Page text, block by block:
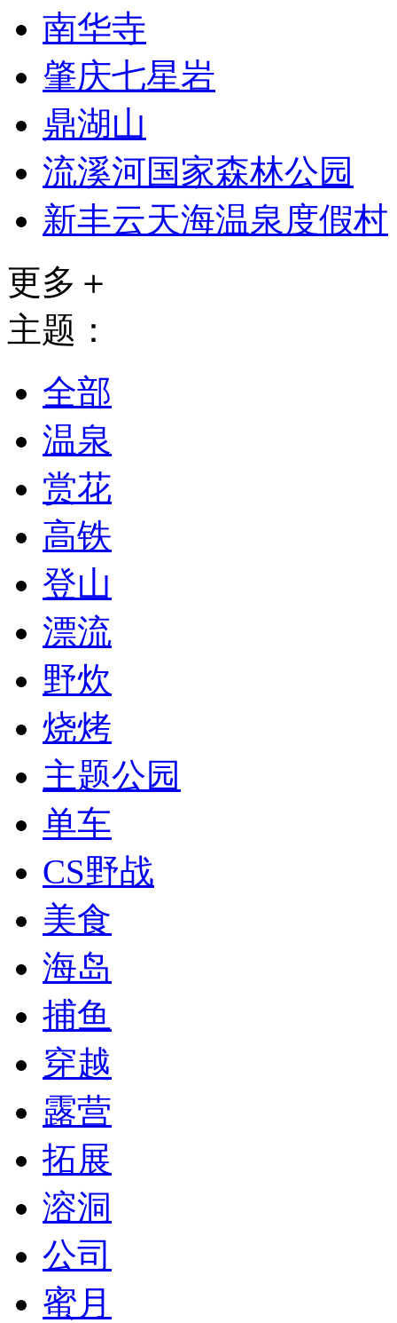
南华寺
肇庆七星岩
鼎湖山
流溪河国家森林公园
新丰云天海温泉度假村
更多＋
主题：
全部
温泉
赏花
高铁
登山
漂流
野炊
烧烤
主题公园
单车
CS野战
美食
海岛
捕鱼
穿越
露营
拓展
溶洞
公司
蜜月